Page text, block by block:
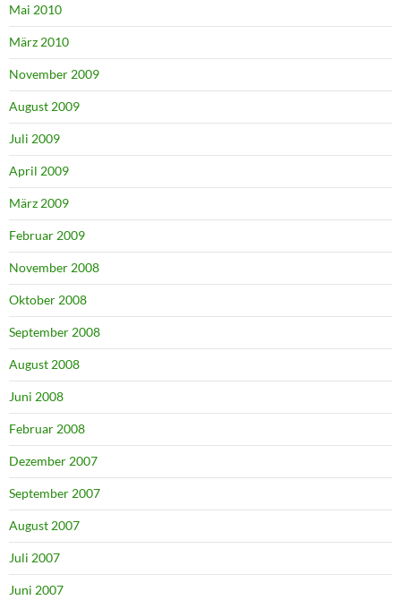
Mai 2010
März 2010
November 2009
August 2009
Juli 2009
April 2009
März 2009
Februar 2009
November 2008
Oktober 2008
September 2008
August 2008
Juni 2008
Februar 2008
Dezember 2007
September 2007
August 2007
Juli 2007
Juni 2007